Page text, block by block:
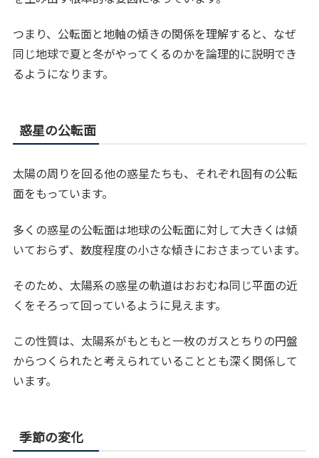
つまり、公転面と地軸の傾きの関係を理解すると、なぜ
同じ地球で夏と冬がやってくるのかを論理的に説明でき
るようになります。
惑星の公転面
太陽の周りを回る他の惑星たちも、それぞれ固有の公転
面をもっています。
多くの惑星の公転面は地球の公転面に対して大きくは傾
いておらず、数度程度の小さな傾きにおさまっています。
そのため、太陽系の惑星の軌道はおおむね同じ平面の近
くをそろって回っているように見えます。
この性質は、太陽系がもともと一枚のガスとちりの円盤
からつくられたと考えられていることとも深く関係して
います。
季節の変化